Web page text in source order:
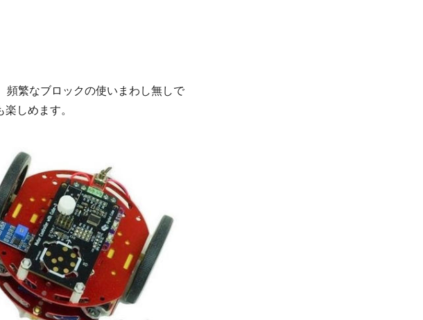
頻繁なブロックの使いまわし無しで
しめます。